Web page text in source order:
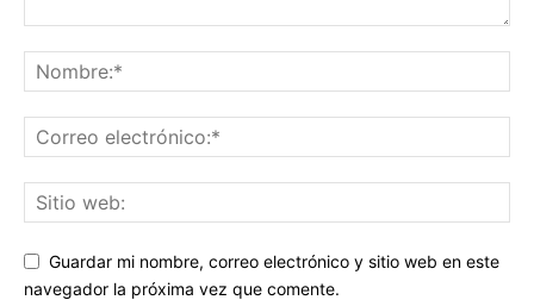
Guardar mi nombre, correo electrónico y sitio web en este
navegador la próxima vez que comente.